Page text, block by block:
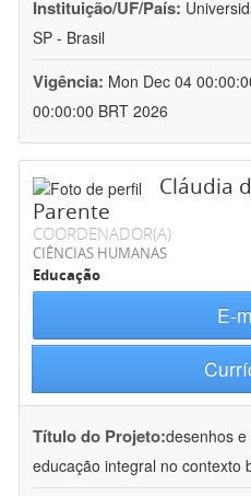
Instituição/UF/País:
SP - Brasil
Vigência: Mon Dec 04
00:00:00 BRT 2026
Cláudia
Parente
COORDENADOR(A)
CIÊNCIAS HUMANAS
Educação
E-
Título do Projeto:desenhos
educação integral no contexto